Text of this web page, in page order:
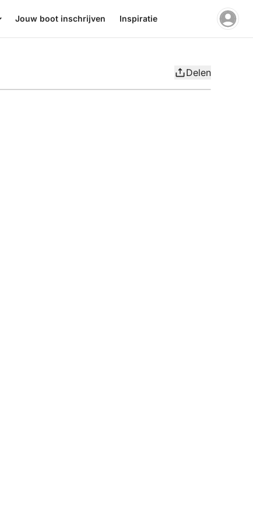
Jouw boot inschrijven Inspiratie
Delen